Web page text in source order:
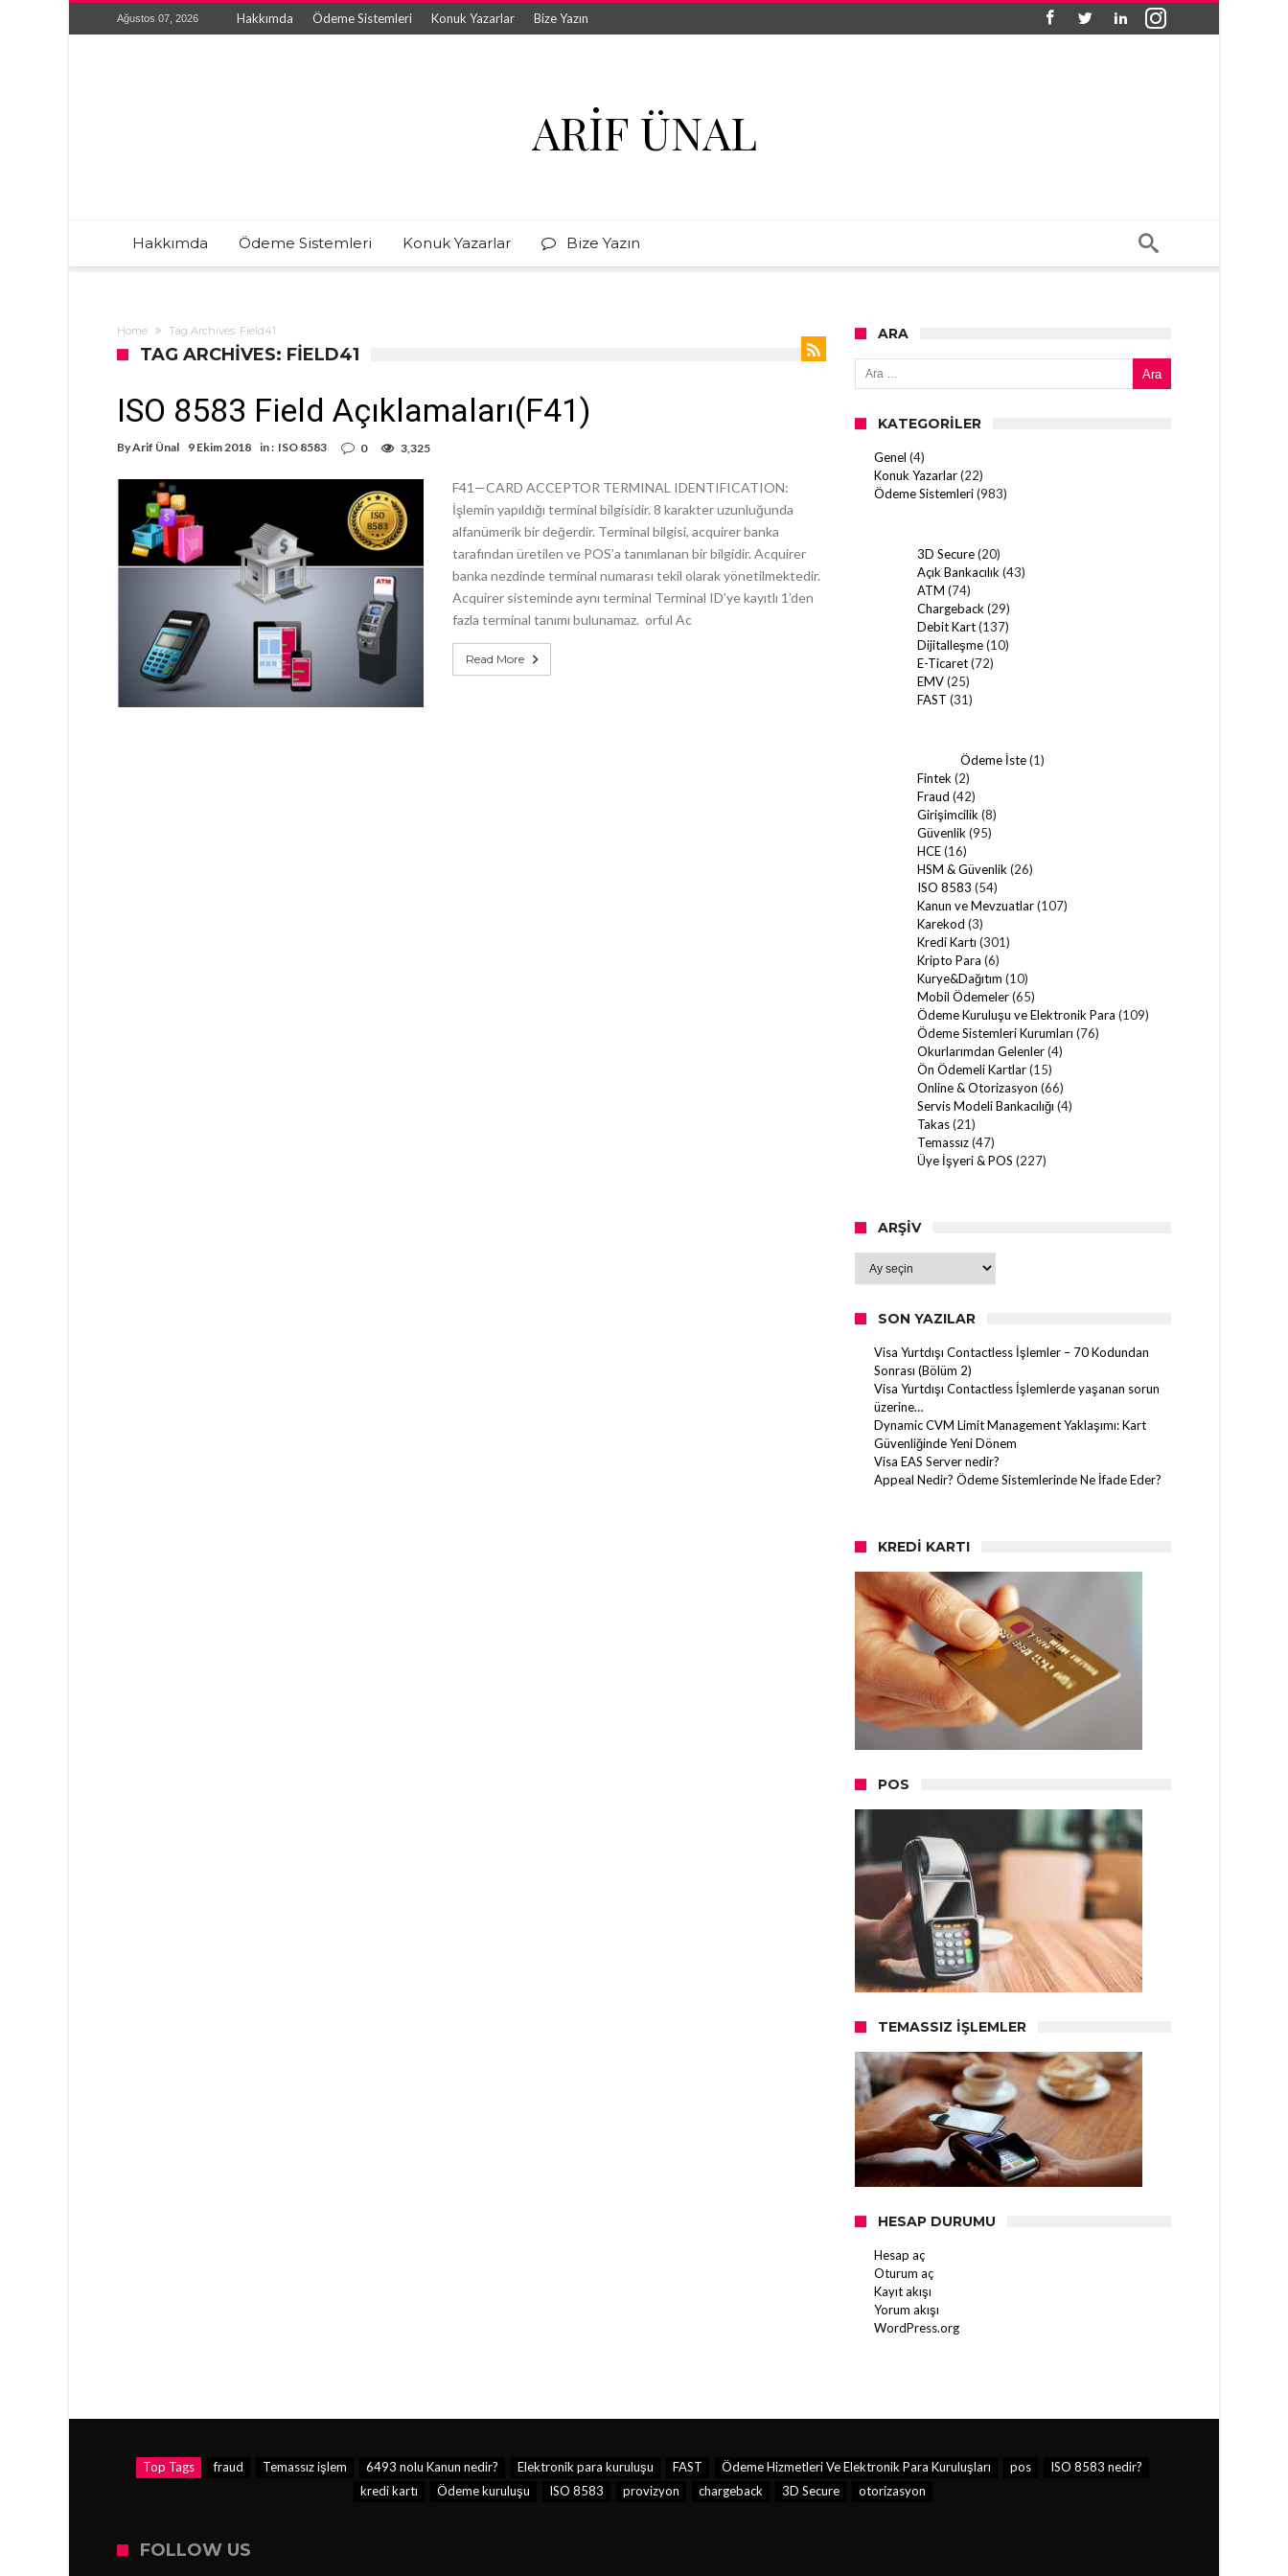
Ağustos 07, 2026 Hakkımda Ödeme Sistemleri Konuk Yazarlar Bize Yazın
ARIF ÜNAL
Hakkımda Ödeme Sistemleri Konuk Yazarlar Bize Yazın
Home Tag Archives: Field41
TAG ARCHIVES: FIELD41
ISO 8583 Field Açıklamaları(F41)
ByArif Ünal 9 Ekim 2018 in : ISO 8583 0 3,325
F41—CARD ACCEPTOR TERMINAL IDENTIFICATION:
İşlemin yapıldığı terminal bilgisidir. 8 karakter uzunluğunda
alfanümerik bir değerdir. Terminal bilgisi, acquirer banka
tarafından üretilen ve POS’a tanımlanan bir bilgidir. Acquirer
banka nezdinde terminal numarası tekil olarak yönetilmektedir.
Acquirer sisteminde aynı terminal Terminal ID’ye kayıtlı 1’den
fazla terminal tanımı bulunamaz. orful Ac
Read More
ARA
Arama:
KATEGORILER
Genel (4)
Konuk Yazarlar(22)
Ödeme Sistemleri(983)
3D Secure(20)
Açık Bankacılık (43)
ATM (74)
Chargeback (29)
Debit Kart(137)
Dijitalleşme(10)
E-Ticaret(72)
EMV(25)
FAST (31)
Ödeme İste(1)
Fintek (2)
Fraud (42)
Girişimcilik (8)
Güvenlik (95)
HCE(16)
HSM & Güvenlik (26)
ISO 8583 (54)
Kanun ve Mevzuatlar(107)
Karekod (3)
Kredi Kartı (301)
Kripto Para (6)
Kurye&Dağıtım (10)
Mobil Ödemeler(65)
Ödeme Kuruluşu ve Elektronik Para (109)
Ödeme Sistemleri Kurumları (76)
Okurlarımdan Gelenler(4)
Ön Ödemeli Kartlar(15)
Online & Otorizasyon (66)
Servis Modeli Bankacılığı (4)
Takas(21)
Temassız(47)
Üye İşyeri & POS (227)
ARŞIV
SON YAZILAR
Visa Yurtdışı Contactless İşlemler – 70 Kodundan
Sonrası (Bölüm 2)
Visa Yurtdışı Contactless İşlemlerde yaşanan sorun
üzerine…
Dynamic CVM Limit Management Yaklaşımı: Kart
Güvenliğinde Yeni Dönem
Visa EAS Server nedir?
Appeal Nedir? Ödeme Sistemlerinde Ne İfade Eder?
KREDI KARTI
POS
TEMASSIZ İŞLEMLER
HESAP DURUMU
Hesap aç
Oturum aç
Kayıt akışı
Yorum akışı
WordPress.org
Top Tags fraud Temassız işlem 6493 nolu Kanun nedir? Elektronik para kuruluşu FAST Ödeme Hizmetleri Ve Elektronik Para Kuruluşları pos
ISO 8583 nedir?
kredi kartı
Ödeme kuruluşu ISO 8583 provizyon chargeback 3D Secure otorizasyon
FOLLOW US